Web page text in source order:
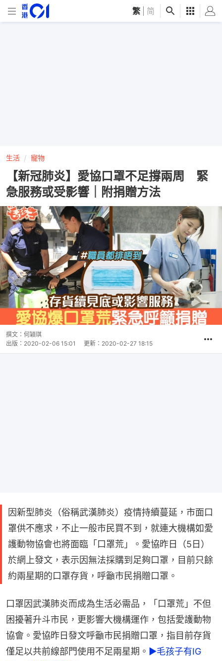
繁 简
生活 寵物
【新冠肺炎】愛協口罩不足撐兩周 緊
急服務或受影響｜附捐贈方法
撰文： 何穎琪
出版： 2020-02-06 15:01 更新： 2020-02-27 18:15
因新型肺炎（俗稱武漢肺炎）疫情持續蔓延，市面口
罩供不應求，不止一般市民買不到，就連大機構如愛
護動物協會也將面臨「口罩荒」。愛協昨日（5日）
於網上發文，表示因無法採購到足夠口罩，目前只餘
約兩星期的口罩存貨，呼籲市民捐贈口罩。
口罩因武漢肺炎而成為生活必需品，「口罩荒」不但
困擾著升斗市民，更影響大機構運作，包括愛護動物
協會。愛協昨日發文呼籲市民捐贈口罩，指目前存貨
僅足以共前線部門使用不足兩星期。 ►毛孩子有IG